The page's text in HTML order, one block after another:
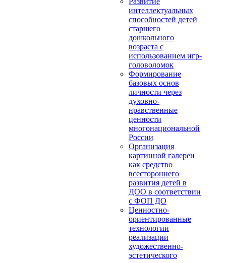
интеллектуальных
способностей детей
старшего
дошкольного
возраста с
использованием игр-
головоломок
Формирование
базовых основ
личности через
духовно-
нравственные
ценности
многонациональной
России
Организация
картинной галереи
как средство
всестороннего
развития детей в
ДОО в соответствии
с ФОП ДО
Ценностно-
ориентированные
технологии
реализации
художественно-
эстетического